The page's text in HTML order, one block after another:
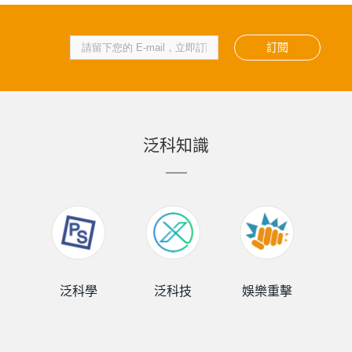
訂閱
泛科知識
泛科學 泛科技 娛樂重擊